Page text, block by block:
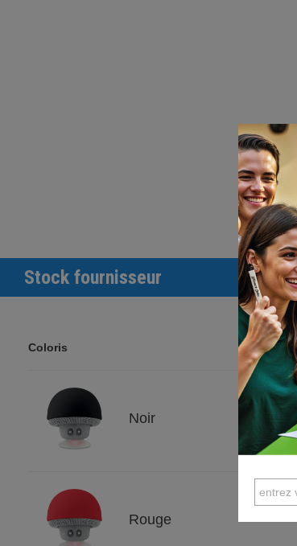
Stock fournisseur
Coloris
Noir
Rouge